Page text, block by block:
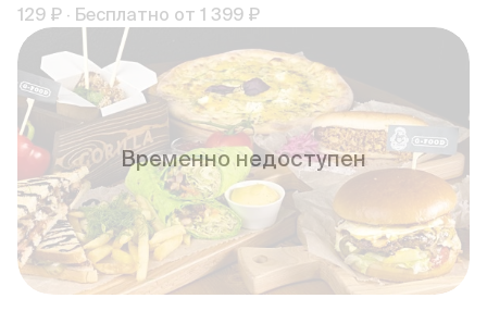
129 ₽ · Бесплатно от 1 399 ₽
Временно недоступен